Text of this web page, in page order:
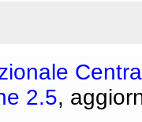
2.5,